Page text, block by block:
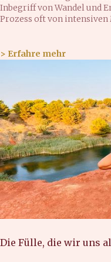
Inbegriff von Wandel und
Prozess oft von
> Erfahre mehr
Die Fülle, die wir uns